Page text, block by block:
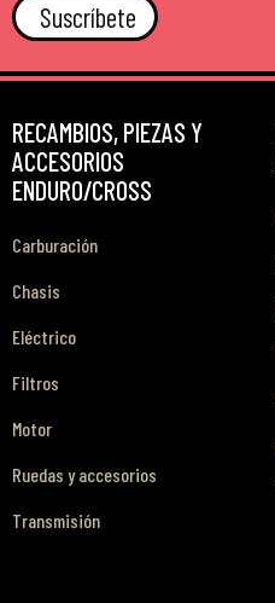
Suscríbete
RECAMBIOS, PIEZAS Y
ACCESORIOS
ENDURO/CROSS
Carburación
Chasis
Eléctrico
Filtros
Motor
Ruedas y accesorios
Transmisión